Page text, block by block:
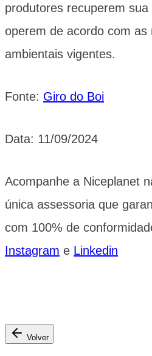
produtores recuperem
operem de acordo com as
ambientais vigentes.
Fonte: Giro do Boi
Data: 11/09/2024
Acompanhe a Niceplanet
única assessoria que
com 100% de
Instagram e Linkedin
Volver